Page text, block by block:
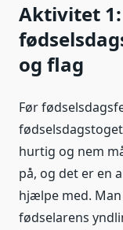
Aktivitet
og flag
Før
hurtig og nem
på, og det er en
hjælpe med.
fødselarens